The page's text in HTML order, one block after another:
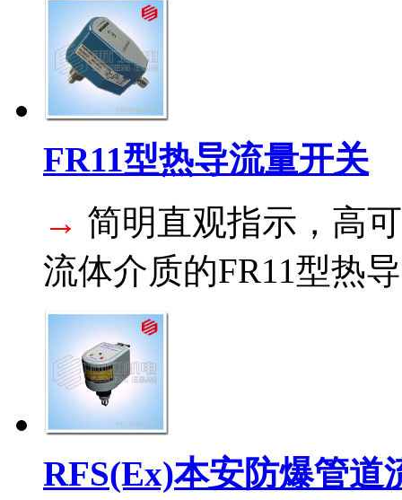
FR11型热导流量开关
→ 简明直观指示，高
流体介质的FR11型热
RFS(Ex)本安防爆管道